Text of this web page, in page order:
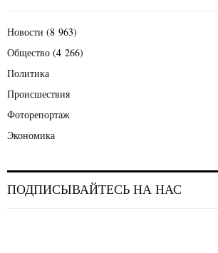
Новости (8 963)
Общество (4 266)
Политика
Происшествия
Фоторепортаж
Экономика
ПОДПИСЫВАЙТЕСЬ НА НАС